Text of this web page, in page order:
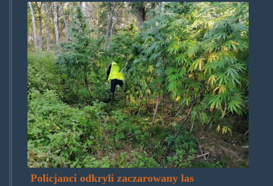
zaczarowanylas.jpg
Policjanci odkryli zaczarowany las